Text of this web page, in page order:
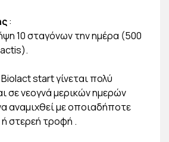
:
10 σταγόνων την ημέρα (500
start γίνεται πολύ
σε νεογνά μερικών ημερών
αναμιχθεί με οποιαδήποτε
στερεή τροφή .